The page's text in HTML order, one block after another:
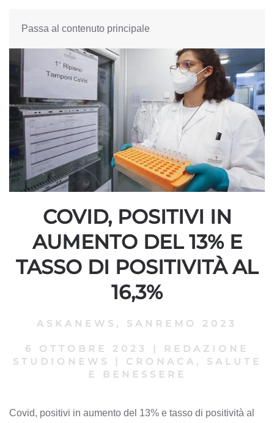
Passa al contenuto principale
COVID, POSITIVI IN
AUMENTO DEL 13% E
TASSO DI POSITIVITÀ AL
16,3%
ASKANEWS , SANREMO 2023
6 OTTOBRE 2023
REDAZIONE
STUDIONEWS
CRONACA, SALUTE
E BENESSERE
Covid, positivi in aumento del 13% e tasso di positività al